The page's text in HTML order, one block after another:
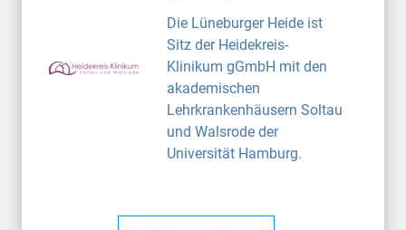
Die Lüneburger Heide ist
Sitz der Heidekreis-
Klinikum gGmbH mit den
akademischen
Lehrkrankenhäusern Soltau
und Walsrode der
Universität Hamburg.